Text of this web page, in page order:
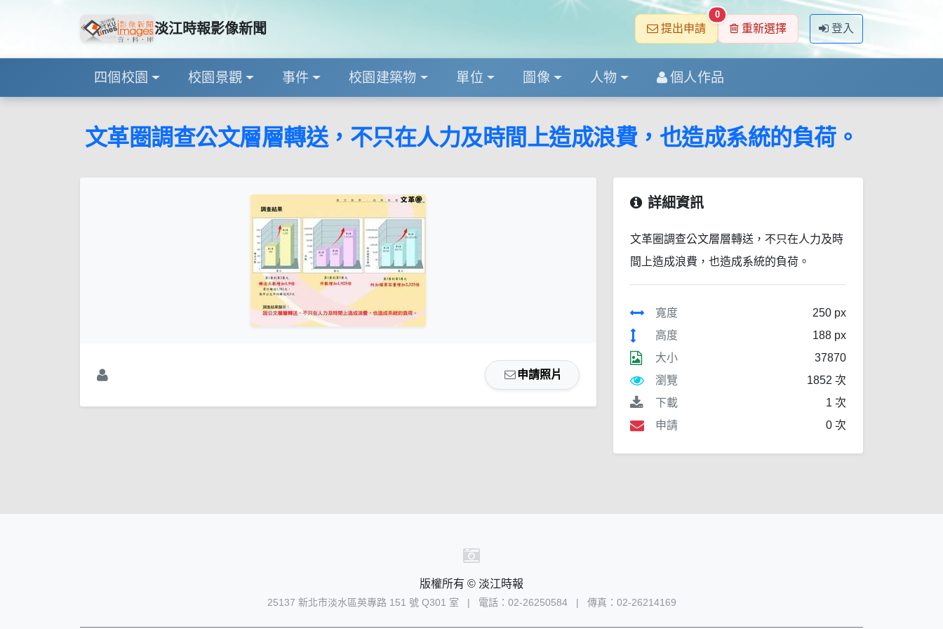
淡江時報影像新聞 提出申請
0
重新選擇 登入
四個校園 校園景觀 事件 校園建築物 單位 圖像 人物 個人作品
文革圈調查公文層層轉送，不只在人力及時間上造成浪費，也造成系統的負荷。
申請照片
詳細資訊
文革圈調查公文層層轉送，不只在人力及時
間上造成浪費，也造成系統的負荷。
寬度
250 px
高度
188 px
大小
37870
瀏覽
1852 次
下載
1 次
申請
0 次
版權所有 © 淡江時報
25137 新北市淡水區英專路 151 號 Q301 室 | 電話：02-26250584 | 傳真：02-26214169